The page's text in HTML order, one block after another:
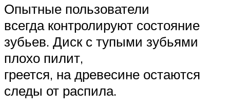
Опытные пользователи
всегда контролируют состояние
зубьев. Диск с тупыми зубьями
плохо пилит,
греется, на древесине остаются
следы от распила.